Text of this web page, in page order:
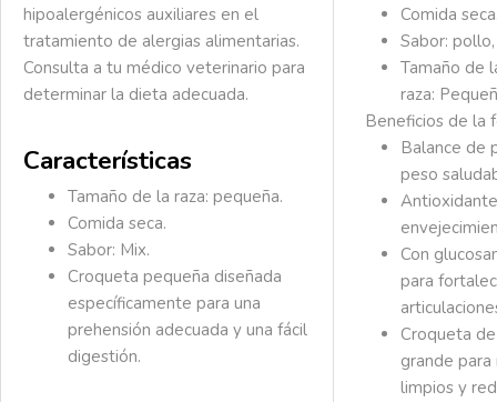
hipoalergénicos auxiliares en el
tratamiento de alergias alimentarias.
Consulta a tu médico veterinario para
determinar la dieta adecuada.
Características
Tamaño de la raza: pequeña.
Comida seca.
Sabor: Mix.
Croqueta pequeña diseñada
específicamente para una
prehensión adecuada y una fácil
digestión.
Comida
Sabor:
Tamaño de
raza:
Beneficios de la
Balance de
peso
Con
para
Croqueta
grande
limpios y